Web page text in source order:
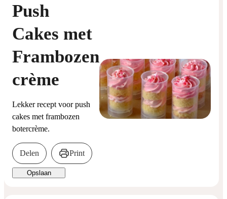
Push
Cakes met
Frambozen
crème
Lekker recept voor push
cakes met frambozen
botercrème.
Delen Print
Opslaan